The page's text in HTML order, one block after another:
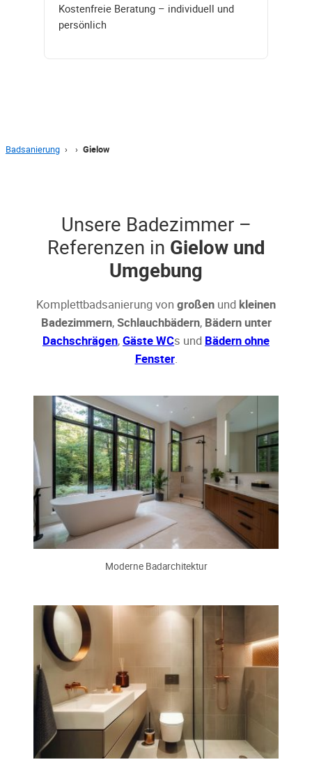
Kostenfreie Beratung – individuell und
persönlich
Badsanierung › › Gielow
Unsere Badezimmer –
Referenzen in Gielow und
Umgebung
Komplettbadsanierung von großen und kleinen
Badezimmern,Schlauchbädern, Bädern unter
Dachschrägen,Gäste WCs und Bädern ohne
Fenster.
Moderne Badarchitektur